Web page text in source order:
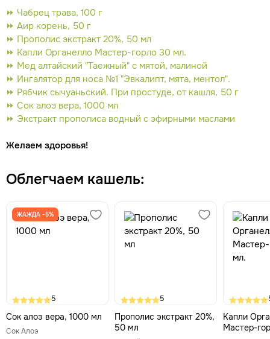
⏩ Чабрец трава, 100 г
⏩ Аир корень, 50 г
⏩ Прополис экстракт 20%, 50 мл
⏩ Капли Органелло Мастер-горло 30 мл.
⏩ Мед алтайский "Таежный" с мятой, малиной
⏩ Ингалятор для носа №1 "Эвкалипт, мята, ментол".
⏩ Рябчик сычуаньский. При простуде, от кашля, 50 г
⏩ Сок алоэ вера, 1000 мл
⏩ Экстракт прополиса водный с эфирными маслами
Желаем здоровья!
Облегчаем кашель:
ЖАЖДА -5%
5
Сок алоэ вера, 1000 мл
Сок Алоэ
5
Прополис экстракт 20%,
50 мл
Капли
Мастер-